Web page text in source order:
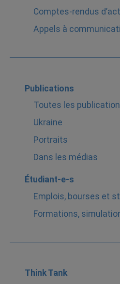
Comptes-rendus
Appels à
Publications
Toutes les
Ukraine
Portraits
Dans les médias
Étudiant-e-s
Emplois, bourses et
Formations,
Think Tank